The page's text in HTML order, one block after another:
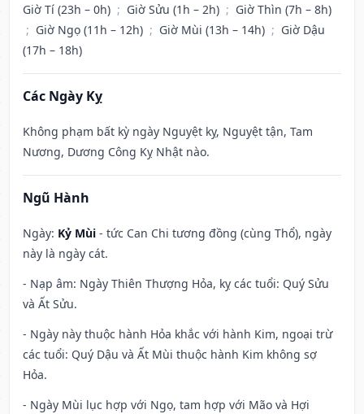
Giờ Tí (23h – 0h) ; Giờ Sửu (1h – 2h) ; Giờ Thìn (7h – 8h)
; Giờ Ngọ (11h – 12h) ; Giờ Mùi (13h – 14h) ; Giờ Dậu
(17h – 18h)
Các Ngày Kỵ
Không phạm bất kỳ ngày Nguyệt kỵ, Nguyệt tận, Tam
Nương, Dương Công Kỵ Nhật nào.
Ngũ Hành
Ngày: Kỷ Mùi - tức Can Chi tương đồng (cùng Thổ), ngày
này là ngày cát.
- Nạp âm: Ngày Thiên Thượng Hỏa, kỵ các tuổi: Quý Sửu
và Ất Sửu.
- Ngày này thuộc hành Hỏa khắc với hành Kim, ngoại trừ
các tuổi: Quý Dậu và Ất Mùi thuộc hành Kim không sợ
Hỏa.
- Ngày Mùi lục hợp với Ngọ, tam hợp với Mão và Hợi